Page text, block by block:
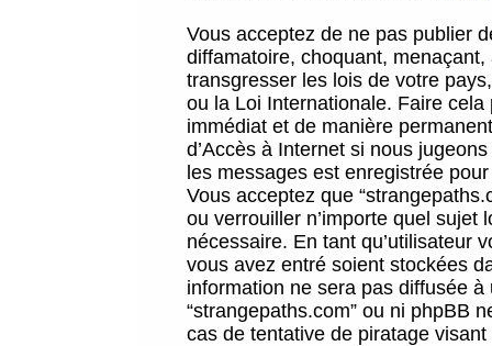
Vous acceptez de ne pas publier
diffamatoire, choquant,
transgresser les lois de votre
ou la Loi Internationale. Faire
immédiat et de manière
d’Accès à Internet si nous
les messages est enregistrée
Vous acceptez que
ou verrouiller n’importe quel sujet
nécessaire. En tant qu’utilisateur
vous avez entré soient stockées
information ne sera pas diffusée
“strangepaths.com” ou ni phpBB
cas de tentative de piratage